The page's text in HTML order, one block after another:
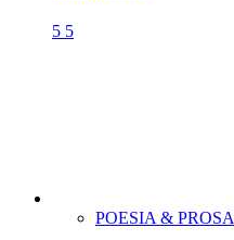
5 5
POESIA & PROSA